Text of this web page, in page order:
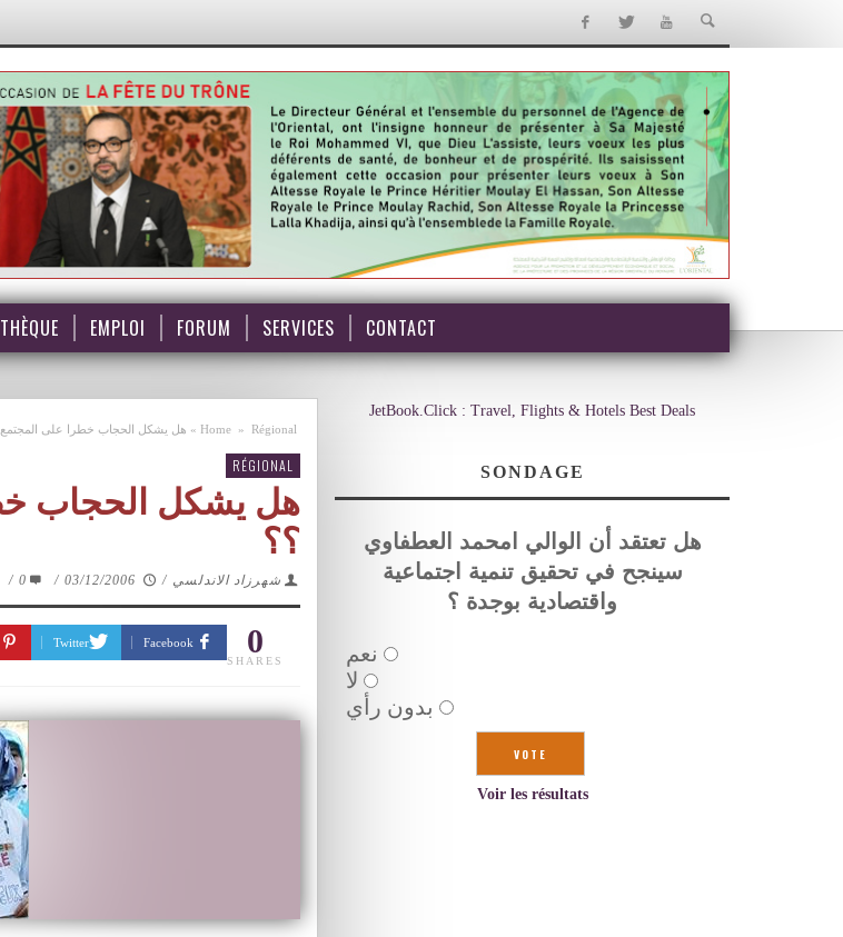
EMPLOI FORUM SERVICES CONTACT
Home » Régional
» هل يشكل الحجاب خطرا على المجتمع
RÉGIONAL
هل يشكل الحجاب
؟؟
شهرزاد الاندلسي /
03/12/2006
/
0
/
0
SHARES
Facebook
Twitter
JetBook.Click : Travel, Flights & Hotels Best Deals
SONDAGE
هل تعتقد أن الوالي امحمد العطفاوي
سينجح في تحقيق تنمية اجتماعية
واقتصادية بوجدة ؟
نعم
لا
بدون رأي
Voir les résultats